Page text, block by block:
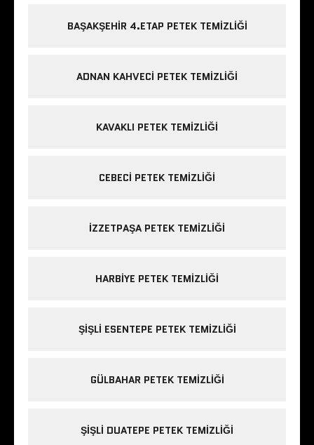
BAŞAKŞEHIR 4.ETAP PETEK TEMIZLIĞI
ADNAN KAHVECI PETEK TEMIZLIĞI
KAVAKLI PETEK TEMIZLIĞI
CEBECI PETEK TEMIZLIĞI
IZZETPAŞA PETEK TEMIZLIĞI
HARBIYE PETEK TEMIZLIĞI
ŞIŞLI ESENTEPE PETEK TEMIZLIĞI
GÜLBAHAR PETEK TEMIZLIĞI
ŞIŞLI DUATEPE PETEK TEMIZLIĞI